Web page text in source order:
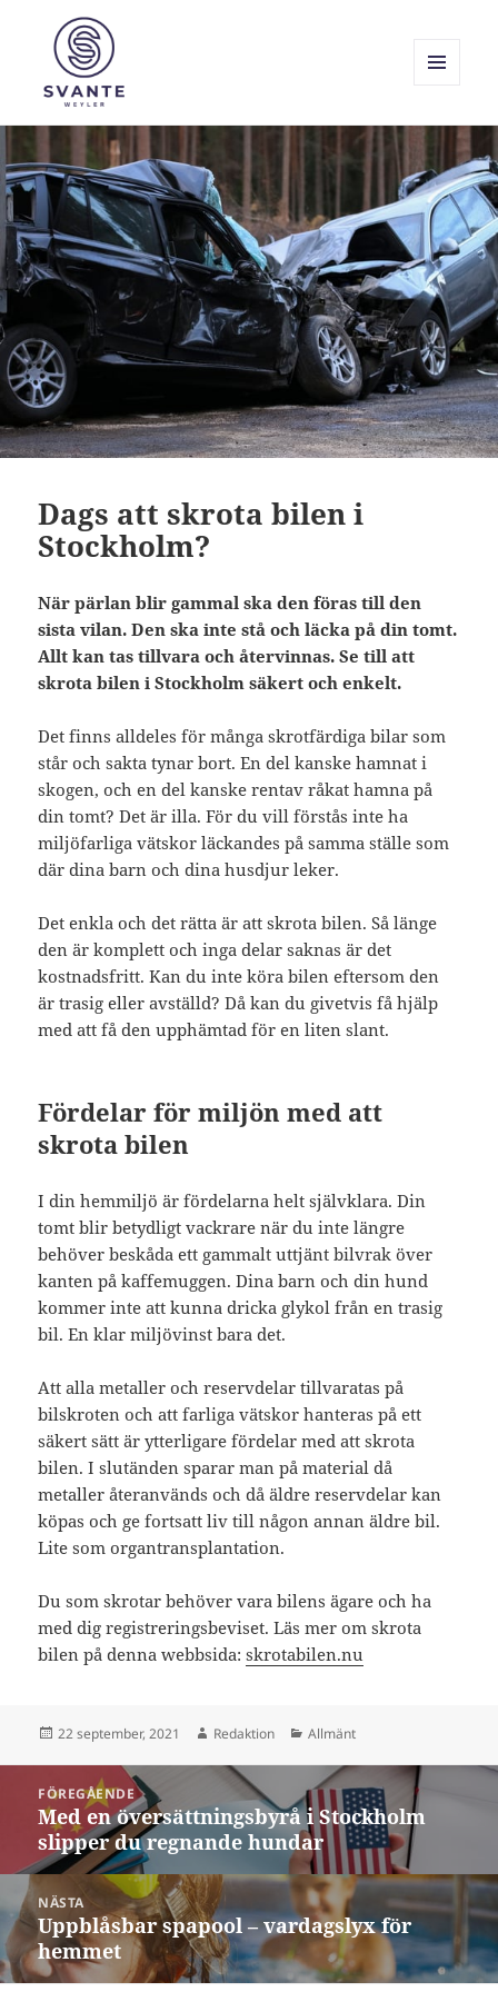
Svante Weyler
WIDGETS
Dags att skrota bilen i
Stockholm?
När pärlan blir gammal ska den föras till den
sista vilan. Den ska inte stå och läcka på din tomt.
Allt kan tas tillvara och återvinnas. Se till att
skrota bilen i Stockholm säkert och enkelt.
Det finns alldeles för många skrotfärdiga bilar som
står och sakta tynar bort. En del kanske hamnat i
skogen, och en del kanske rentav råkat hamna på
din tomt? Det är illa. För du vill förstås inte ha
miljöfarliga vätskor läckandes på samma ställe som
där dina barn och dina husdjur leker.
Det enkla och det rätta är att skrota bilen. Så länge
den är komplett och inga delar saknas är det
kostnadsfritt. Kan du inte köra bilen eftersom den
är trasig eller avställd? Då kan du givetvis få hjälp
med att få den upphämtad för en liten slant.
Fördelar för miljön med att
skrota bilen
I din hemmiljö är fördelarna helt självklara. Din
tomt blir betydligt vackrare när du inte längre
behöver beskåda ett gammalt uttjänt bilvrak över
kanten på kaffemuggen. Dina barn och din hund
kommer inte att kunna dricka glykol från en trasig
bil. En klar miljövinst bara det.
Att alla metaller och reservdelar tillvaratas på
bilskroten och att farliga vätskor hanteras på ett
säkert sätt är ytterligare fördelar med att skrota
bilen. I slutänden sparar man på material då
metaller återanvänds och då äldre reservdelar kan
köpas och ge fortsatt liv till någon annan äldre bil.
Lite som organtransplantation.
Du som skrotar behöver vara bilens ägare och ha
med dig registreringsbeviset. Läs mer om skrota
bilen på denna webbsida:skrotabilen.nu
Postat
22 september, 2021 Författare
Redaktion Kategorier
Allmänt
Inläggsnavigering
FÖREGÅENDE
Föregående
inlägg:
Med en översättningsbyrå i Stockholm
slipper du regnande hundar
NÄSTA
Nästa
inlägg:
Uppblåsbar spapool – vardagslyx för
hemmet